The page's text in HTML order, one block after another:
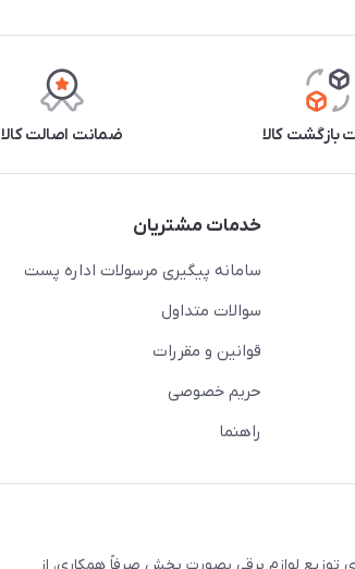
بازگشت کالا ضمانت اصالت کالا
خدمات مشتریان
سامانه پیگیری مرسولات اداره پست
سوالات متداول
قوانین و مقررات
حریم خصوصی
راهنما